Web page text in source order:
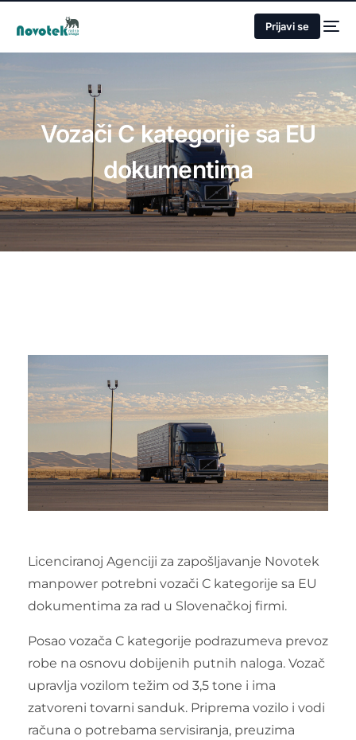
Prijavi se
Vozači C kategorije sa EU
dokumentima
Licenciranoj Agenciji za zapošljavanje Novotek
manpower potrebni vozači C kategorije sa EU
dokumentima za rad u Slovenačkoj firmi.
Posao vozača C kategorije podrazumeva prevoz
robe na osnovu dobijenih putnih naloga. Vozač
upravlja vozilom težim od 3,5 tone i ima
zatvoreni tovarni sanduk. Priprema vozilo i vodi
računa o potrebama servisiranja, preuzima